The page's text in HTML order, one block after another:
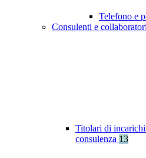
Telefono e
Consulenti e collaboratori
Titolari di
consulenza 13